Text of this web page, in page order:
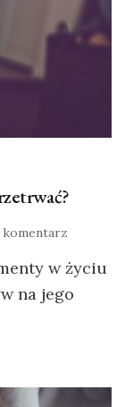
komentarz
w życiu
na jego